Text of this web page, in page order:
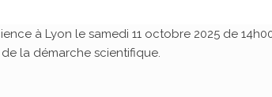
à Lyon le samedi 11 octobre 2025 de
la démarche scientifique.